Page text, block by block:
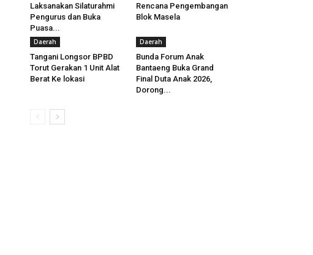
Laksanakan Silaturahmi
Pengurus dan Buka
Puasa...
Rencana Pengembangan
Blok Masela
Daerah
Tangani Longsor BPBD
Torut Gerakan 1 Unit Alat
Berat Ke lokasi
Daerah
Bunda Forum Anak
Bantaeng Buka Grand
Final Duta Anak 2026,
Dorong...